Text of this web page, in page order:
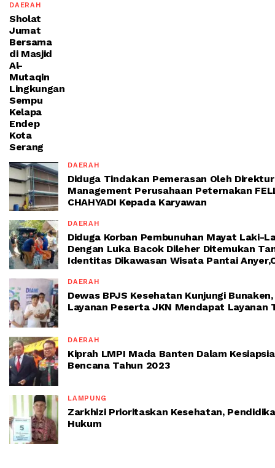
DAERAH
Sholat
Jumat
Bersama
di Masjid
Al-
Mutaqin
Lingkungan
Sempu
Kelapa
Endep
Kota
Serang
DAERAH
Diduga Tindakan Pemerasan Oleh
Management Perusahaan Peternakan
CHAHYADI Kepada Karyawan
DAERAH
Diduga Korban Pembunuhan Mayat Laki-
Dengan Luka Bacok Dileher Ditemukan
Identitas Dikawasan Wisata Pantai
DAERAH
Dewas BPJS Kesehatan Kunjungi
Layanan Peserta JKN Mendapat Layanan
DAERAH
Kiprah LMPI Mada Banten Dalam
Bencana Tahun 2023
LAMPUNG
Zarkhizi Prioritaskan Kesehatan,
Hukum